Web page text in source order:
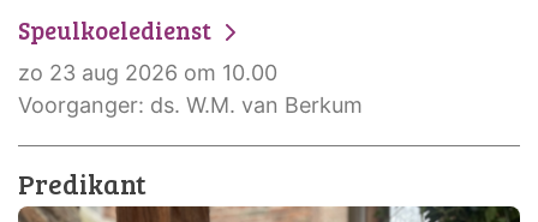
Speulkoeledienst
zo 23 aug 2026 om 10.00
Voorganger: ds. W.M. van Berkum
Predikant